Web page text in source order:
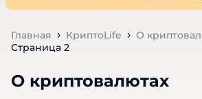
Главная КриптоLife
О
Страница 2
О криптовалютах